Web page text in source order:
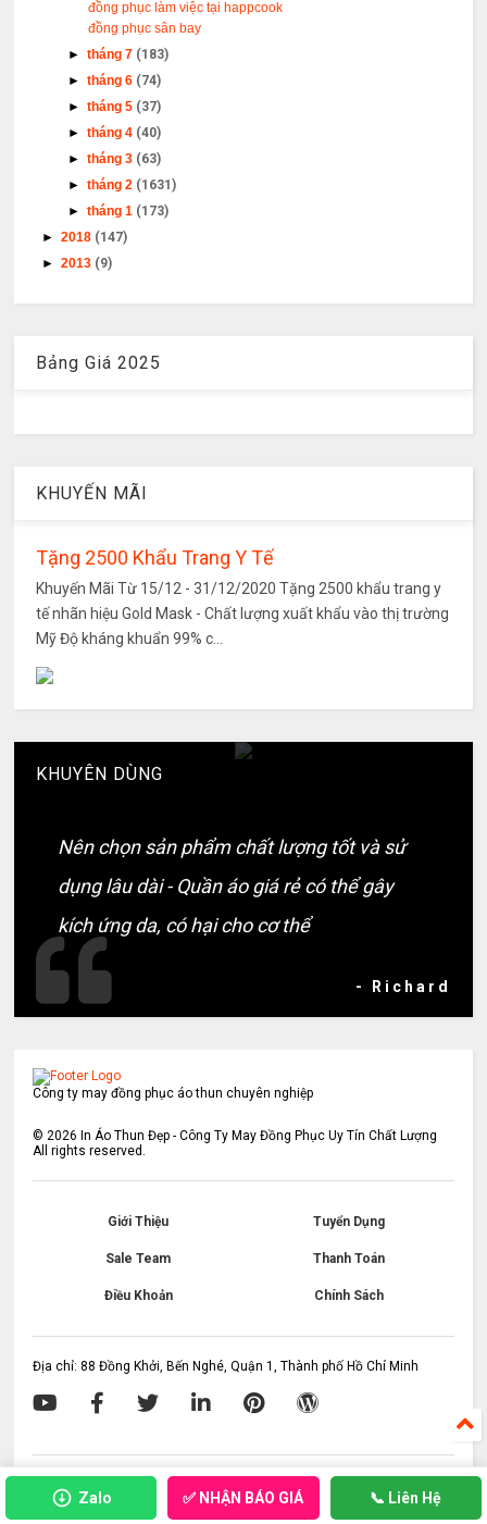
Zalo ✅ NHẬN BÁO GIÁ 📞 Liên Hệ
đồng phục làm việc tại happcook
đồng phục sân bay
►tháng 7 (183)
►tháng 6 (74)
►tháng 5 (37)
►tháng 4 (40)
►tháng 3 (63)
►tháng 2 (1631)
►tháng 1 (173)
►2018 (147)
►2013 (9)
Bảng Giá 2025
KHUYẾN MÃI
Tặng 2500 Khẩu Trang Y Tế
Khuyến Mãi Từ 15/12 - 31/12/2020 Tặng 2500 khẩu trang y
tế nhãn hiệu Gold Mask - Chất lượng xuất khẩu vào thị trường
Mỹ Độ kháng khuẩn 99% c...
KHUYÊN DÙNG
Nên chọn sản phẩm chất lượng tốt và sử
dụng lâu dài - Quần áo giá rẻ có thể gây
kích ứng da, có hại cho cơ thể
- Richard
Công ty may đồng phục áo thun chuyên nghiệp
©2026 In Áo Thun Đẹp - Công Ty May Đồng Phục Uy Tín Chất Lượng
All rights reserved.
Giới Thiệu Tuyển Dụng
Sale Team Thanh Toán
Điều Khoản Chính Sách
Địa chỉ: 88 Đồng Khởi, Bến Nghé, Quận 1, Thành phố Hồ Chí Minh